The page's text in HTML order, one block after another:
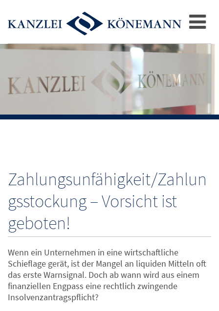
Zahlungsunfähigkeit/Zahlun
gsstockung – Vorsicht ist
geboten!
Wenn ein Unternehmen in eine wirtschaftliche
Schieflage gerät, ist der Mangel an liquiden Mitteln oft
das erste Warnsignal. Doch ab wann wird aus einem
finanziellen Engpass eine rechtlich zwingende
Insolvenzantragspflicht?